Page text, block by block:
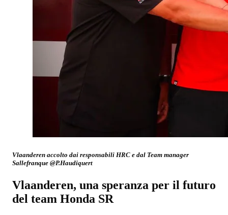
Vlaanderen accolto dai responsabili HRC e dal Team manager
Sallefranque @P.Haudiquert
Vlaanderen, una speranza per il futuro
del team Honda SR